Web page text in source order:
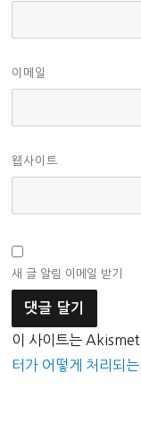
이메일
웹사이트
새 글 알림 이메일 받기
이 사이트는
터가 어떻게 처리되는